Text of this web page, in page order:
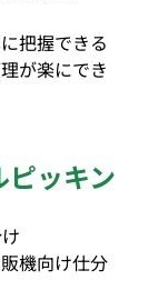
把握できる
が楽にでき
ッキン
機向け仕分